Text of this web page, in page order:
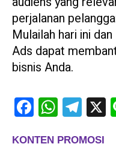
perjalanan
Mulailah hari ini
Ads dapat
bisnis Anda.
FacebookWhatsApp X